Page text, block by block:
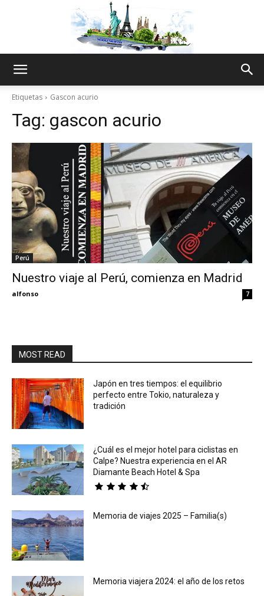
Thru
My
Etiquetas Gascon acurio
Tag: gascon acurio
Perú
Nuestro viaje al Perú, comienza en Madrid
alfonso 7
MOST READ
Japón en tres tiempos: el equilibrio
perfecto entre Tokio, naturaleza y
tradición
¿Cuál es el mejor hotel para ciclistas en
Calpe? Nuestra experiencia en el AR
Diamante Beach Hotel & Spa
Memoria de viajes 2025 – Familia(s)
Memoria viajera 2024: el año de los retos